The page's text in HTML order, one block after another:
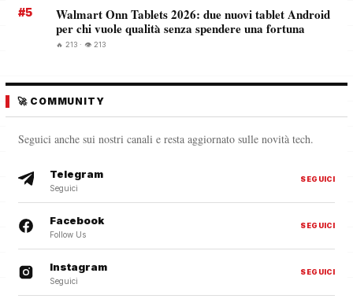
#5
Walmart Onn Tablets 2026: due nuovi tablet Android
per chi vuole qualità senza spendere una fortuna
🔥 213 · 👁️ 213
🚀 COMMUNITY
Seguici anche sui nostri canali e resta aggiornato sulle novità tech.
Telegram
Seguici
SEGUICI
Facebook
Follow Us
SEGUICI
Instagram
Seguici
SEGUICI